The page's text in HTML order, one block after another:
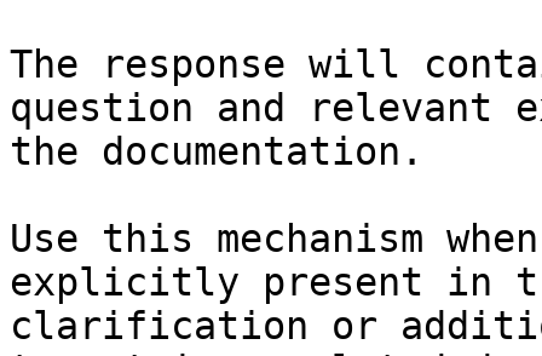
The response will
question and relevant
the documentation.
Use this mechanism
explicitly present in
clarification or